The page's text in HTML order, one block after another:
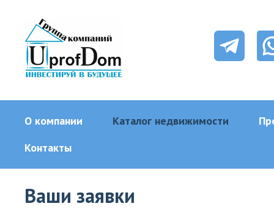
О компании Каталог недвижимости
Контакты
Ваши заявки